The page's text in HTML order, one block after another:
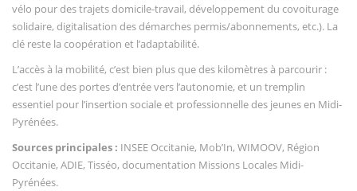
vélo pour des trajets domicile-travail, développement du covoiturage
solidaire, digitalisation des démarches permis/abonnements, etc.). La
clé reste la coopération et l’adaptabilité.
L’accès à la mobilité, c’est bien plus que des kilomètres à parcourir :
c’est l’une des portes d’entrée vers l’autonomie, et un tremplin
essentiel pour l’insertion sociale et professionnelle des jeunes en Midi-
Pyrénées.
Sources principales : INSEE Occitanie, Mob’In, WIMOOV, Région
Occitanie, ADIE, Tisséo, documentation Missions Locales Midi-
Pyrénées.